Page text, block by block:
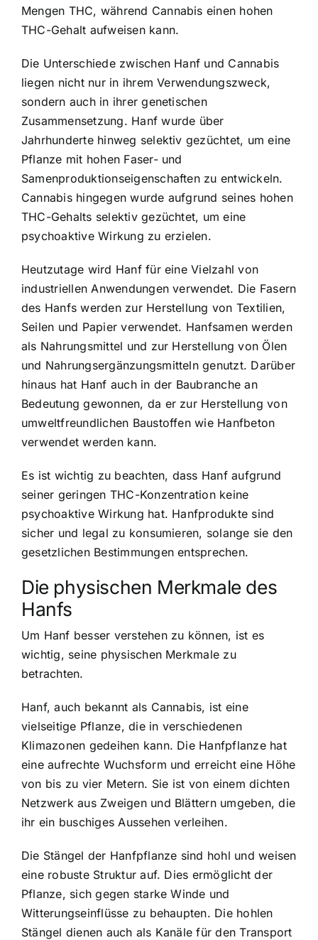
Mengen THC, während Cannabis einen hohen
THC-Gehalt aufweisen kann.
Die Unterschiede zwischen Hanf und Cannabis
liegen nicht nur in ihrem Verwendungszweck,
sondern auch in ihrer genetischen
Zusammensetzung. Hanf wurde über
Jahrhunderte hinweg selektiv gezüchtet, um eine
Pflanze mit hohen Faser- und
Samenproduktionseigenschaften zu entwickeln.
Cannabis hingegen wurde aufgrund seines hohen
THC-Gehalts selektiv gezüchtet, um eine
psychoaktive Wirkung zu erzielen.
Heutzutage wird Hanf für eine Vielzahl von
industriellen Anwendungen verwendet. Die Fasern
des Hanfs werden zur Herstellung von Textilien,
Seilen und Papier verwendet. Hanfsamen werden
als Nahrungsmittel und zur Herstellung von Ölen
und Nahrungsergänzungsmitteln genutzt. Darüber
hinaus hat Hanf auch in der Baubranche an
Bedeutung gewonnen, da er zur Herstellung von
umweltfreundlichen Baustoffen wie Hanfbeton
verwendet werden kann.
Es ist wichtig zu beachten, dass Hanf aufgrund
seiner geringen THC-Konzentration keine
psychoaktive Wirkung hat. Hanfprodukte sind
sicher und legal zu konsumieren, solange sie den
gesetzlichen Bestimmungen entsprechen.
Die physischen Merkmale des
Hanfs
Um Hanf besser verstehen zu können, ist es
wichtig, seine physischen Merkmale zu
betrachten.
Hanf, auch bekannt als Cannabis, ist eine
vielseitige Pflanze, die in verschiedenen
Klimazonen gedeihen kann. Die Hanfpflanze hat
eine aufrechte Wuchsform und erreicht eine Höhe
von bis zu vier Metern. Sie ist von einem dichten
Netzwerk aus Zweigen und Blättern umgeben, die
ihr ein buschiges Aussehen verleihen.
Die Stängel der Hanfpflanze sind hohl und weisen
eine robuste Struktur auf. Dies ermöglicht der
Pflanze, sich gegen starke Winde und
Witterungseinflüsse zu behaupten. Die hohlen
Stängel dienen auch als Kanäle für den Transport